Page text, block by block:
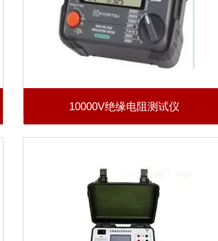
10000V绝缘电阻测试仪